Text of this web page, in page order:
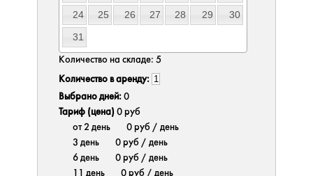
24
25 26 27 28 29
30
31
Количество на складе: 5
Количество в аренду:
Выбрано дней: 0
Тариф (цена) 0 руб
от 2 день
0 руб / день
3 день
0 руб / день
6 день
0 руб / день
11 день
0 руб / день